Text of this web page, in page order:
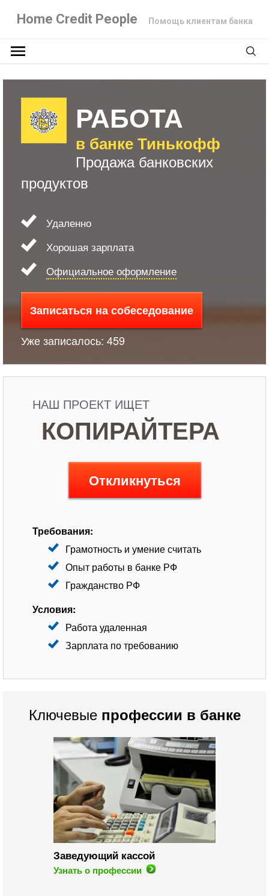
Home Credit People Помощь клиентам банка
РАБОТА
в банке Тинькофф
Продажа банковских
продуктов
Удаленно
Хорошая зарплата
Официальное оформление
Записаться на собеседование
Уже записалось: 459
НАШ ПРОЕКТ ИЩЕТ
КОПИРАЙТЕРА
Откликнуться
Требования:
Грамотность и умение считать
Опыт работы в банке РФ
Гражданство РФ
Условия:
Работа удаленная
Зарплата по требованию
Ключевыепрофессии в банке
Заведующий кассой
Узнать о профессии